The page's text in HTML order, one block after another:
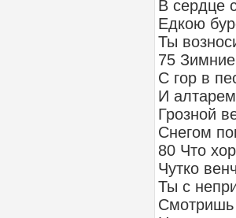
В сердце
Едкою
Ты
75
С гор в
И
Грозной
Снегом
80 Что
Чутко
Ты с
Смотришь